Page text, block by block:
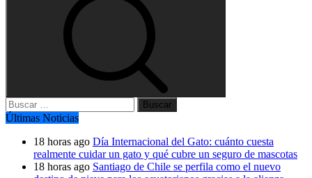
Buscar:
Últimas Noticias
18 horas ago Día Internacional del Gato: cuánto cuesta
realmente cuidar un gato y qué cubre un seguro de mascotas
18 horas ago Santiago de Chile se perfila como el nuevo